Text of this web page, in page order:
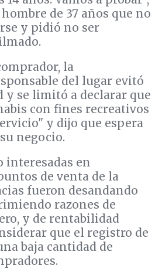
de 37 años que no
y pidió no ser
la
del lugar evitó
y se limitó a declarar que
con fines recreativos
y dijo que espera
negocio.
interesadas en
de venta de la
fueron desandando
razones de
y de rentabilidad
que el registro de
baja cantidad de